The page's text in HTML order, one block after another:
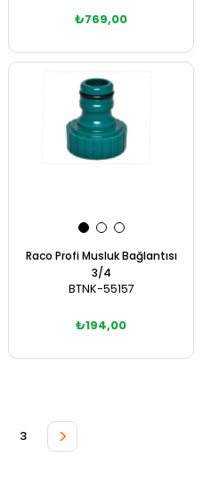
₺769,00
Sepete Ekle
Raco Profi Musluk Bağlantısı
3/4
BTNK-55157
₺194,00
3 >